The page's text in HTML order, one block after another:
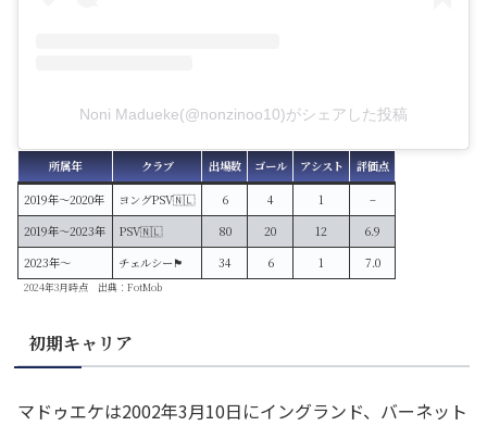
Noni Madueke(@nonzinoo10)がシェアした投稿
所属年 クラブ 出場数 ゴール アシスト 評価点
2019年〜2020年 ヨングPSV🇳🇱 6 4 1
–
2019年〜2023年
PSV🇳🇱 80 20 12
6.9
2023年〜
チェルシー🏴󠁧󠁢󠁥󠁮󠁧󠁿 34 6 1 7.0
2024年3月時点 出典：FotMob
初期キャリア
マドゥエケは2002年3月10日にイングランド、バーネット